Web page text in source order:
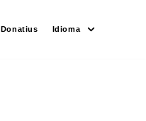
Donatius Idioma